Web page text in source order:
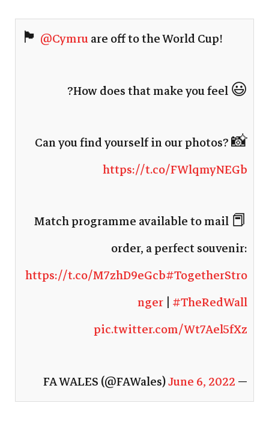
🏴󠁧󠁢󠁷󠁬󠁳󠁿 @Cymruare off to the World Cup!
😃 How does that make you feel?
📸 Can you find yourself in our photos?
https://t.co/FWlqmyNEGb
📕 Match programme available to mail
order, a perfect souvenir:
https://t.co/M7zhD9eGcb#TogetherStro
nger | #TheRedWall
pic.twitter.com/Wt7Ael5fXz
— FA WALES (@FAWales)
June 6, 2022